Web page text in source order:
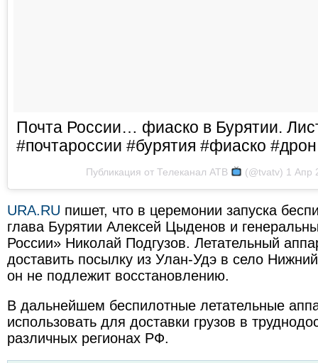
Почта России… фиаско в Бурятии.
#почтароссии #бурятия #фиаско
Публикация отТелеканал АТВ (@tvatv) 1 Апр
URA.RU пишет, что в церемонии запуска
глава Бурятии Алексей Цыденов и
России» Николай Подгузов. Летательный
доставить посылку из Улан-Удэ в село
он не подлежит восстановлению.
В дальнейшем беспилотные летательные
использовать для доставки грузов в
различных регионах РФ.